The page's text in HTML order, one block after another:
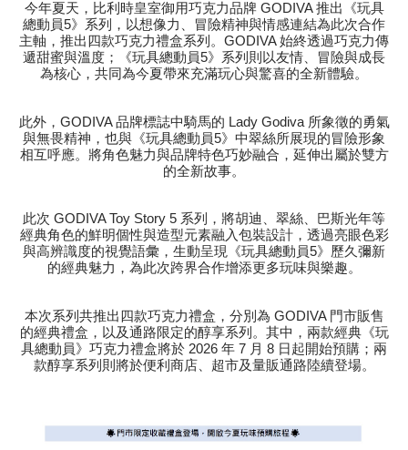
今年夏天，比利時皇室御用巧克力品牌 GODIVA 推出《玩具
總動員5》系列，以想像力、冒險精神與情感連結為此次合作
主軸，推出四款巧克力禮盒系列。GODIVA 始終透過巧克力傳
遞甜蜜與溫度；《玩具總動員5》系列則以友情、冒險與成長
為核心，共同為今夏帶來充滿玩心與驚喜的全新體驗。
此外，GODIVA 品牌標誌中騎馬的 Lady Godiva 所象徵的勇氣
與無畏精神，也與《玩具總動員5》中翠絲所展現的冒險形象
相互呼應。將角色魅力與品牌特色巧妙融合，延伸出屬於雙方
的全新故事。
此次 GODIVA Toy Story 5 系列，將胡迪、翠絲、巴斯光年等
經典角色的鮮明個性與造型元素融入包裝設計，透過亮眼色彩
與高辨識度的視覺語彙，生動呈現《玩具總動員5》歷久彌新
的經典魅力，為此次跨界合作增添更多玩味與樂趣。
本次系列共推出四款巧克力禮盒，分別為 GODIVA 門市販售
的經典禮盒，以及通路限定的醇享系列。其中，兩款經典《玩
具總動員》巧克力禮盒將於 2026 年 7 月 8 日起開始預購；兩
款醇享系列則將於便利商店、超市及量販通路陸續登場。